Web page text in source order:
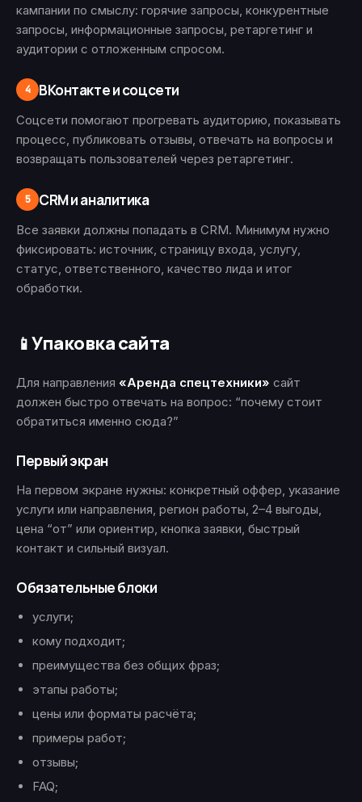
кампании по смыслу: горячие запросы, конкурентные
запросы, информационные запросы, ретаргетинг и
аудитории с отложенным спросом.
4 ВКонтакте и соцсети
Соцсети помогают прогревать аудиторию, показывать
процесс, публиковать отзывы, отвечать на вопросы и
возвращать пользователей через ретаргетинг.
5 CRM и аналитика
Все заявки должны попадать в CRM. Минимум нужно
фиксировать: источник, страницу входа, услугу,
статус, ответственного, качество лида и итог
обработки.
📱Упаковка сайта
Для направления «Аренда спецтехники» сайт
должен быстро отвечать на вопрос: “почему стоит
обратиться именно сюда?”
Первый экран
На первом экране нужны: конкретный оффер, указание
услуги или направления, регион работы, 2–4 выгоды,
цена “от” или ориентир, кнопка заявки, быстрый
контакт и сильный визуал.
Обязательные блоки
услуги;
кому подходит;
преимущества без общих фраз;
этапы работы;
цены или форматы расчёта;
примеры работ;
отзывы;
FAQ;